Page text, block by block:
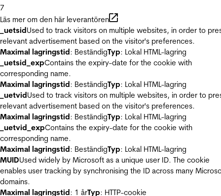
7
Läs mer om den här leverantören
_uetsidUsed to track visitors on multiple websites, in order to
relevant advertisement based on the visitor's preferences.
Maximal lagringstid: BeständigTyp: Lokal HTML-lagring
_uetsid_expContains the expiry-date for the cookie with
corresponding name.
Maximal lagringstid: BeständigTyp: Lokal HTML-lagring
_uetvidUsed to track visitors on multiple websites, in order to
relevant advertisement based on the visitor's preferences.
Maximal lagringstid: BeständigTyp: Lokal HTML-lagring
_uetvid_expContains the expiry-date for the cookie with
corresponding name.
Maximal lagringstid: BeständigTyp: Lokal HTML-lagring
MUIDUsed widely by Microsoft as a unique user ID. The cookie
enables user tracking by synchronising the ID across many
domains.
Maximal lagringstid: 1 årTyp: HTTP-cookie